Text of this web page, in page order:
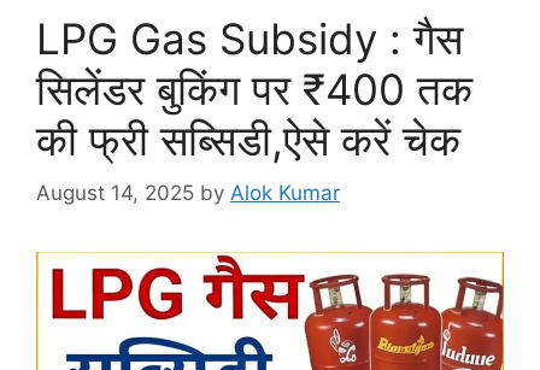
LPG Gas Subsidy : गैस
सिलेंडर बुकिंग पर ₹400 तक
की फ्री सब्सिडी,ऐसे करें चेक
August 14, 2025 by Alok Kumar